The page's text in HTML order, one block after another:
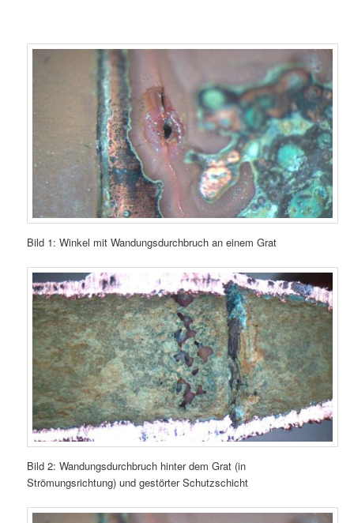
Bild 1: Winkel mit Wandungsdurchbruch an einem Grat
Bild 2: Wandungsdurchbruch hinter dem Grat (in
Strömungsrichtung) und gestörter Schutzschicht